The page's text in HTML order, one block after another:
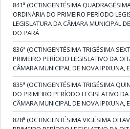
841ª (OCTINGENTÉSIMA
ORDINÁRIA DO PRIMEIRO PERÍODO
LEGISLATURA DA CÂMARA MUNICIPAL
DO PARÁ
836ª (OCTINGENTÉSIMA TRIGÉSIMA
PRIMEIRO PERÍODO LEGISLATIVO DA
CÂMARA MUNICIPAL DE NOVA IPIXUNA,
835ª (OCTINGENTÉSIMA TRIGÉSIMA
DO PRIMEIRO PERÍODO LEGISLATIVO
CÂMARA MUNICIPAL DE NOVA IPIXUNA,
828ª (OCTINGENTÉSIMA VIGÉSIMA